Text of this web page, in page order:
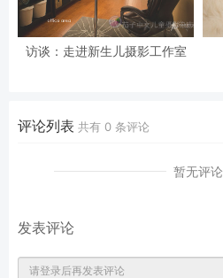
访谈：走进新生儿摄影工作室
评论列表 共有 0 条评论
暂无评论
发表评论